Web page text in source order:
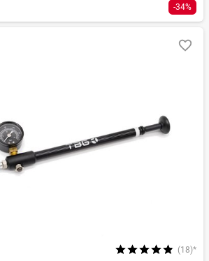
-34%
(18)*